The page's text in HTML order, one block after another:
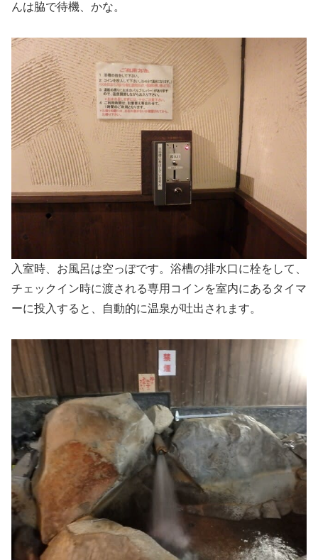
んは脇で待機、かな。
入室時、お風呂は空っぽです。浴槽の排水口に栓をして、
チェックイン時に渡される専用コインを室内にあるタイマ
ーに投入すると、自動的に温泉が吐出されます。